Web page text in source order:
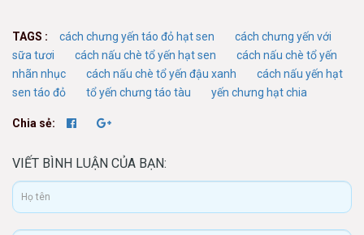
TAGS : cách chưng yến táo đỏ hạt sen
cách chưng yến với
sữa tươi
cách nấu chè tổ yến hạt sen
cách nấu chè tổ yến
nhãn nhục
cách nấu chè tổ yến đậu xanh
cách nấu yến hạt
sen táo đỏ
tổ yến chưng táo tàu yến chưng hạt chia
Chia sẻ:
VIẾT BÌNH LUẬN CỦA BẠN: